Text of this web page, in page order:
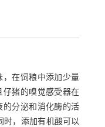
，在饲粮中添加少量
猪的嗅觉感受器在
的分泌和消化酶的活
时，添加有机酸可以